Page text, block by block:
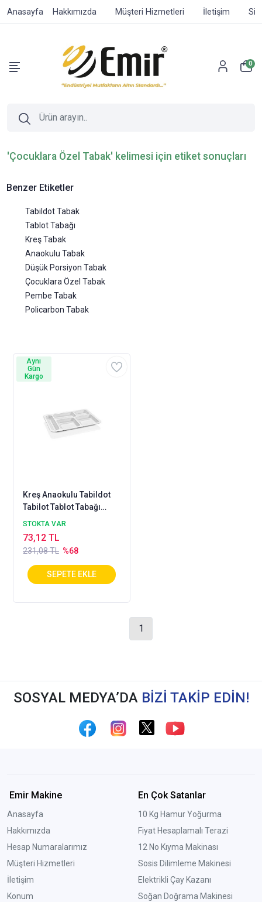
Anasayfa Hakkımızda Müşteri Hizmetleri İletişim
0
'Çocuklara Özel Tabak' kelimesi için etiket sonuçları
Benzer Etiketler
Tabildot Tabak
Tablot Tabağı
Kreş Tabak
Anaokulu Tabak
Düşük Porsiyon Tabak
Çocuklara Özel Tabak
Pembe Tabak
Policarbon Tabak
Kreş Anaokulu Tabildot
Tabilot Tablot Tabağı
Policarbon Belgeli Onaylı
STOKTA VAR
231,08 TL %68
73,12 TL
Aynı
Gün
Kargo
1
SOSYAL MEDYA’DA BİZİ TAKİP EDİN!
Emir Makine
Anasayfa
Hakkımızda
Hesap Numaralarımız
Müşteri Hizmetleri
İletişim
Konum
En Çok Satanlar
10 Kg Hamur Yoğurma
Fiyat Hesaplamalı Terazi
12 No Kıyma Makinası
Sosis Dilimleme Makinesi
Elektrikli Çay Kazanı
Soğan Doğrama Makinesi